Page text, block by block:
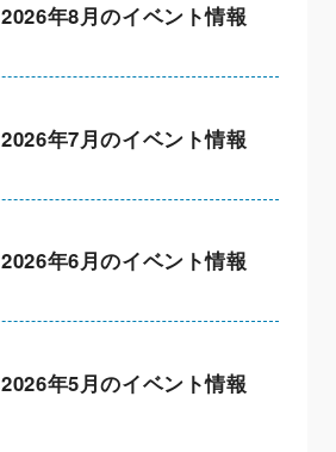
2026年8月のイベント情報
2026年7月のイベント情報
2026年6月のイベント情報
2026年5月のイベント情報